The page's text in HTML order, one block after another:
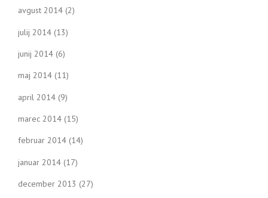
avgust 2014 (2)
julij 2014 (13)
junij 2014 (6)
maj 2014 (11)
april 2014 (9)
marec 2014 (15)
februar 2014 (14)
januar 2014 (17)
december 2013 (27)